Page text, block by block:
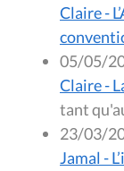
Claire - L’Accord de coopération à propos des
05/05/
Claire -
tant
23/03/
Jamal -